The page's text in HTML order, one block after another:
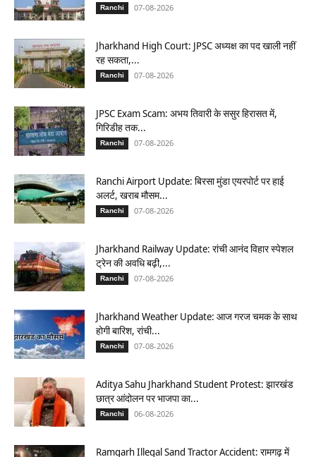
Ranchi 07-08-2026
Jharkhand High Court: JPSC अध्यक्ष का पद खाली नहीं
रह सकता,...
Ranchi 07-08-2026
JPSC Exam Scam: अभय तिवारी के ससुर हिरासत में,
गिरिडीह तक...
Ranchi 07-08-2026
Ranchi Airport Update: बिरसा मुंडा एयरपोर्ट पर हाई
अलर्ट, खराब मौसम...
Ranchi 07-08-2026
Jharkhand Railway Update: रांची आनंद विहार स्पेशल
ट्रेन की अवधि बढ़ी,...
Ranchi 07-08-2026
Jharkhand Weather Update: आज गरज चमक के साथ
होगी बारिश, रांची...
Ranchi 07-08-2026
Aditya Sahu Jharkhand Student Protest: झारखंड
छात्र आंदोलन पर भाजपा का...
Ranchi 06-08-2026
Ramgarh Illegal Sand Tractor Accident: रामगढ़ में